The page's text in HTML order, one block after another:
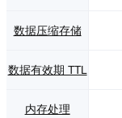
数据压缩存储
数据有效期 TTL
内存处理